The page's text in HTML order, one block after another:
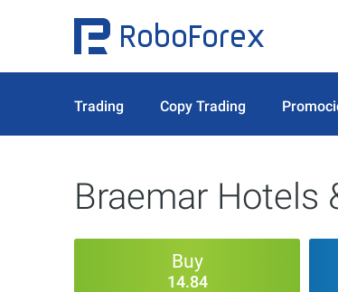
Trading Copy Trading
Braemar Hotels
Buy
14.84